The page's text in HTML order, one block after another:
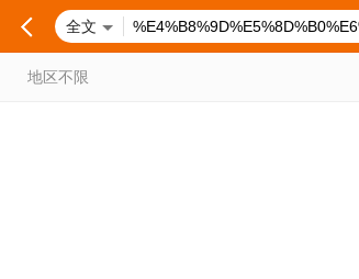
全文
地区不限